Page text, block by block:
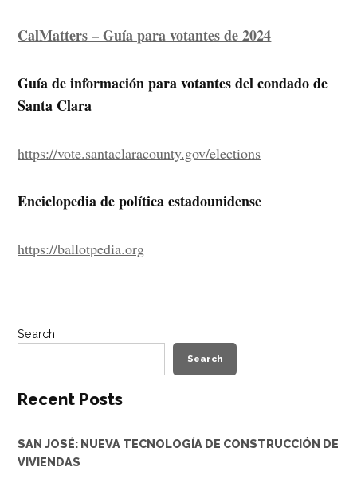
CalMatters – Guía para votantes de 2024
Guía de información para votantes del condado de
Santa Clara
https://vote.santaclaracounty.gov/elections
Enciclopedia de política estadounidense
https://ballotpedia.org
Search
Search
Recent Posts
SAN JOSÉ: NUEVA TECNOLOGÍA DE CONSTRUCCIÓN DE
VIVIENDAS